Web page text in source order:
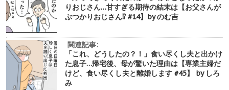
りおじさん…甘すぎる期待の結末は【お父さんが
ぶつかりおじさん⁉︎ #14】by のむ吉
関連記事:
「これ、どうしたの？！」食い尽くし夫と出かけ
た息子…帰宅後、母が驚いた理由は【専業主婦だ
けど、食い尽くし夫と離婚します #45】 by しろ
み